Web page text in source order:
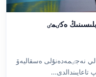
ەكٸمٸ
نەجٸمەدەنۇلى ەسقاليەۆ